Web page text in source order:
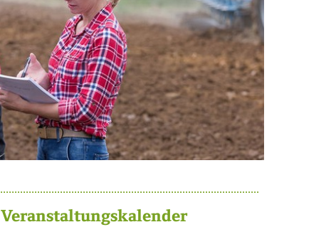
Veranstaltungskalender